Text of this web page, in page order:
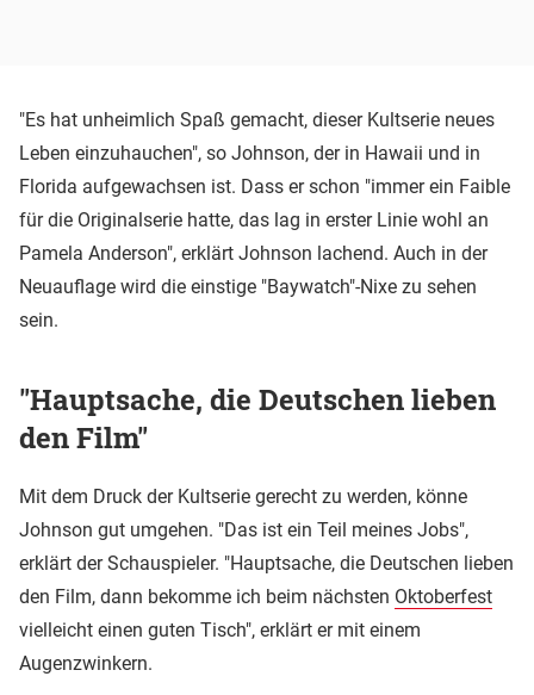
"Es hat unheimlich Spaß gemacht, dieser Kultserie neues
Leben einzuhauchen", so Johnson, der in Hawaii und in
Florida aufgewachsen ist. Dass er schon "immer ein Faible
für die Originalserie hatte, das lag in erster Linie wohl an
Pamela Anderson", erklärt Johnson lachend. Auch in der
Neuauflage wird die einstige "Baywatch"-Nixe zu sehen
sein.
"Hauptsache, die Deutschen lieben
den Film"
Mit dem Druck der Kultserie gerecht zu werden, könne
Johnson gut umgehen. "Das ist ein Teil meines Jobs",
erklärt der Schauspieler. "Hauptsache, die Deutschen lieben
den Film, dann bekomme ich beim nächsten Oktoberfest
vielleicht einen guten Tisch", erklärt er mit einem
Augenzwinkern.